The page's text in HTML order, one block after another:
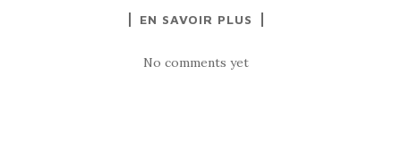
EN SAVOIR PLUS
No comments yet